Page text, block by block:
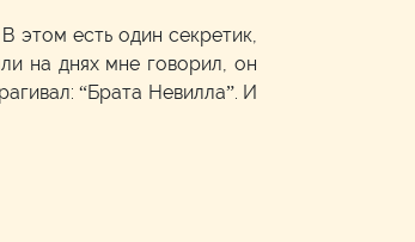
этом есть один секретик,
на днях мне говорил, он
“Брата Невилла”. И